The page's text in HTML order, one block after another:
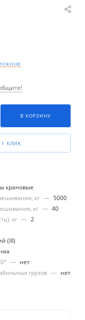
В КОРЗИНУ
1 КЛИК
крановые
кг — 5000
кг — 40
кг — 2
(III)
— нет
грузов — нет